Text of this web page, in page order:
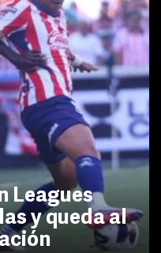
Leagues
y queda al